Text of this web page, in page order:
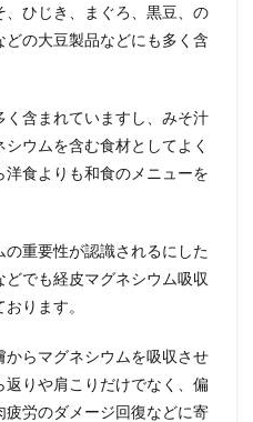
ひじき、まぐろ、黒豆、の
どの大豆製品などにも多く含
含まれていますし、みそ汁
ウムを含む食材としてよく
食よりも和食のメニューを
重要性が認識されるにした
でも経皮マグネシウム吸収
ります。
からマグネシウムを吸収させ
りや肩こりだけでなく、偏
労のダメージ回復などに寄